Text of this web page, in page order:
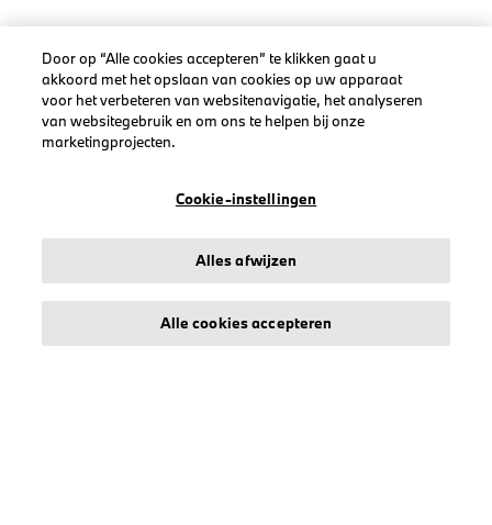
LEGAL
Over stichd
Door op “Alle cookies accepteren” te klikken gaat u
akkoord met het opslaan van cookies op uw apparaat
voor het verbeteren van websitenavigatie, het analyseren
van websitegebruik en om ons te helpen bij onze
marketingprojecten.
Cookie-instellingen
Alles afwijzen
Alle cookies accepteren